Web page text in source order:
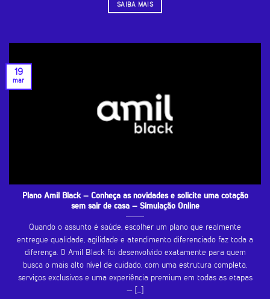
SAIBA MAIS
Plano Amil Black – Conheça as novidades e solicite uma cotação
sem sair de casa – Simulação Online
Quando o assunto é saúde, escolher um plano que realmente
entregue qualidade, agilidade e atendimento diferenciado faz toda a
diferença. O Amil Black foi desenvolvido exatamente para quem
busca o mais alto nível de cuidado, com uma estrutura completa,
serviços exclusivos e uma experiência premium em todas as etapas
— [...]
19
mar